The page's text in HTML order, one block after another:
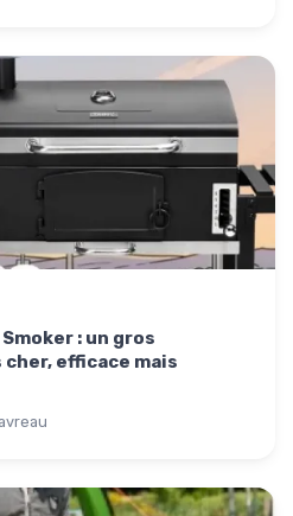
Smoker : un gros
efficace mais